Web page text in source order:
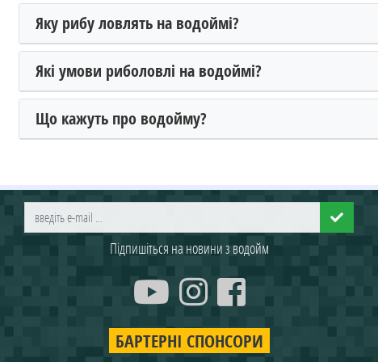
Яку рибу ловлять на водоймі?
Які умови риболовлі на водоймі?
Що кажуть про водойму?
Підпишіться на новини з водойм
БАРТЕРНІ СПОНСОРИ